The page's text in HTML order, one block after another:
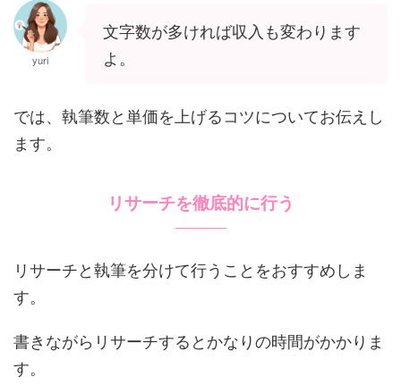
yuri
文字数が多ければ収入も変わります
よ。
では、執筆数と単価を上げるコツについてお伝えし
ます。
リサーチを徹底的に行う
リサーチと執筆を分けて行うことをおすすめしま
す。
書きながらリサーチするとかなりの時間がかかりま
す。